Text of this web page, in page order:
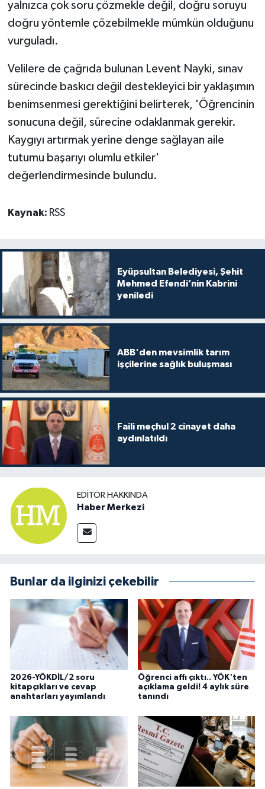
yalnızca çok soru çözmekle değil, doğru soruyu
doğru yöntemle çözebilmekle mümkün olduğunu
vurguladı.
Velilere de çağrıda bulunan Levent Nayki, sınav
sürecinde baskıcı değil destekleyici bir yaklaşımın
benimsenmesi gerektiğini belirterek, 'Öğrencinin
sonucuna değil, sürecine odaklanmak gerekir.
Kaygıyı artırmak yerine denge sağlayan aile
tutumu başarıyı olumlu etkiler'
değerlendirmesinde bulundu.
Kaynak: RSS
Eyüpsultan Belediyesi, Şehit
Mehmed Efendi’nin Kabrini
yeniledi
ABB'den mevsimlik tarım
işçilerine sağlık buluşması
Faili meçhul 2 cinayet daha
aydınlatıldı
EDITÖR HAKKINDA
Haber Merkezi
Bunlar da ilginizi çekebilir
2026-YÖKDİL/2 soru
kitapçıkları ve cevap
anahtarları yayımlandı
Öğrenci affı çıktı.. YÖK'ten
açıklama geldi! 4 aylık süre
tanındı